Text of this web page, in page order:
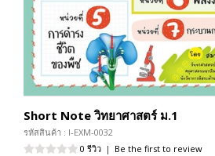
Short Note วิทยาศาสตร์ ม.1
รหัสสินค้า : I-EXM-0032
0 รีวิว | Be the first to review